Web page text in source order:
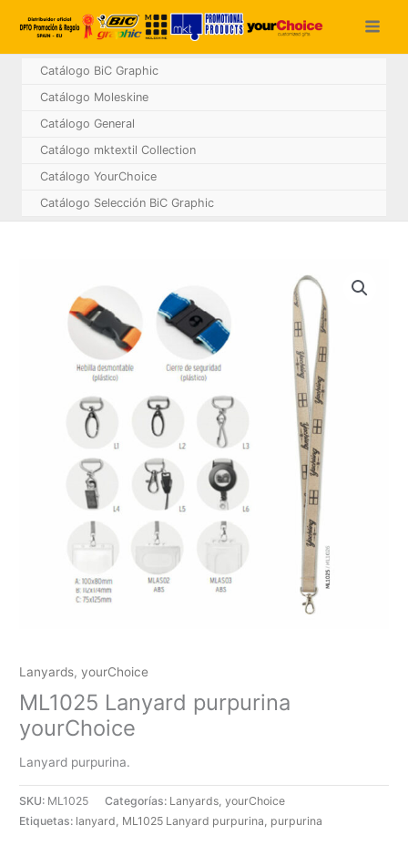
Catálogo BiC Graphic
Catálogo Moleskine
Catálogo General
Catálogo mktextil Collection
Catálogo YourChoice
Catálogo Selección BiC Graphic
Lanyards,yourChoice
ML1025 Lanyard purpurina
yourChoice
Lanyard purpurina.
SKU: ML1025 Categorías: Lanyards,yourChoice
Etiquetas: lanyard, ML1025 Lanyard purpurina, purpurina